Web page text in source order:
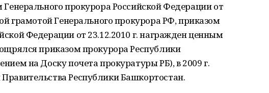
прокурора Российской Федерации от
грамотой Генерального прокурора РФ, приказом
Федерации от 23.12.2010 г. награжден ценным
приказом прокурора Республики
на Доску почета прокуратуры РБ), в 2009 г.
Республики Башкортостан.